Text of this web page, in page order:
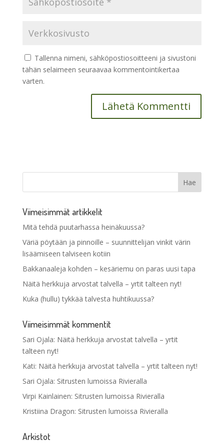
Tallenna nimeni, sähköpostiosoitteeni ja sivustoni
tähän selaimeen seuraavaa kommentointikertaa
varten.
Viimeisimmät artikkelit
Mitä tehdä puutarhassa heinäkuussa?
Väriä pöytään ja pinnoille – suunnittelijan vinkit värin
lisäämiseen talviseen kotiin
Bakkanaaleja kohden – kesäriemu on paras uusi tapa
Näitä herkkuja arvostat talvella – yrtit talteen nyt!
Kuka (hullu) tykkää talvesta huhtikuussa?
Viimeisimmät kommentit
Sari Ojala: Näitä herkkuja arvostat talvella – yrtit
talteen nyt!
Kati: Näitä herkkuja arvostat talvella – yrtit talteen nyt!
Sari Ojala: Sitrusten lumoissa Rivieralla
Virpi Kainlainen: Sitrusten lumoissa Rivieralla
Kristiina Dragon: Sitrusten lumoissa Rivieralla
Arkistot